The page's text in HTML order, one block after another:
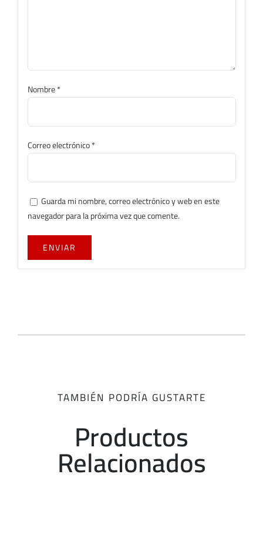
Nombre*
Correo electrónico*
Guarda mi nombre, correo electrónico y web en este
navegador para la próxima vez que comente.
TAMBIÉN PODRÍA GUSTARTE
Productos
Relacionados